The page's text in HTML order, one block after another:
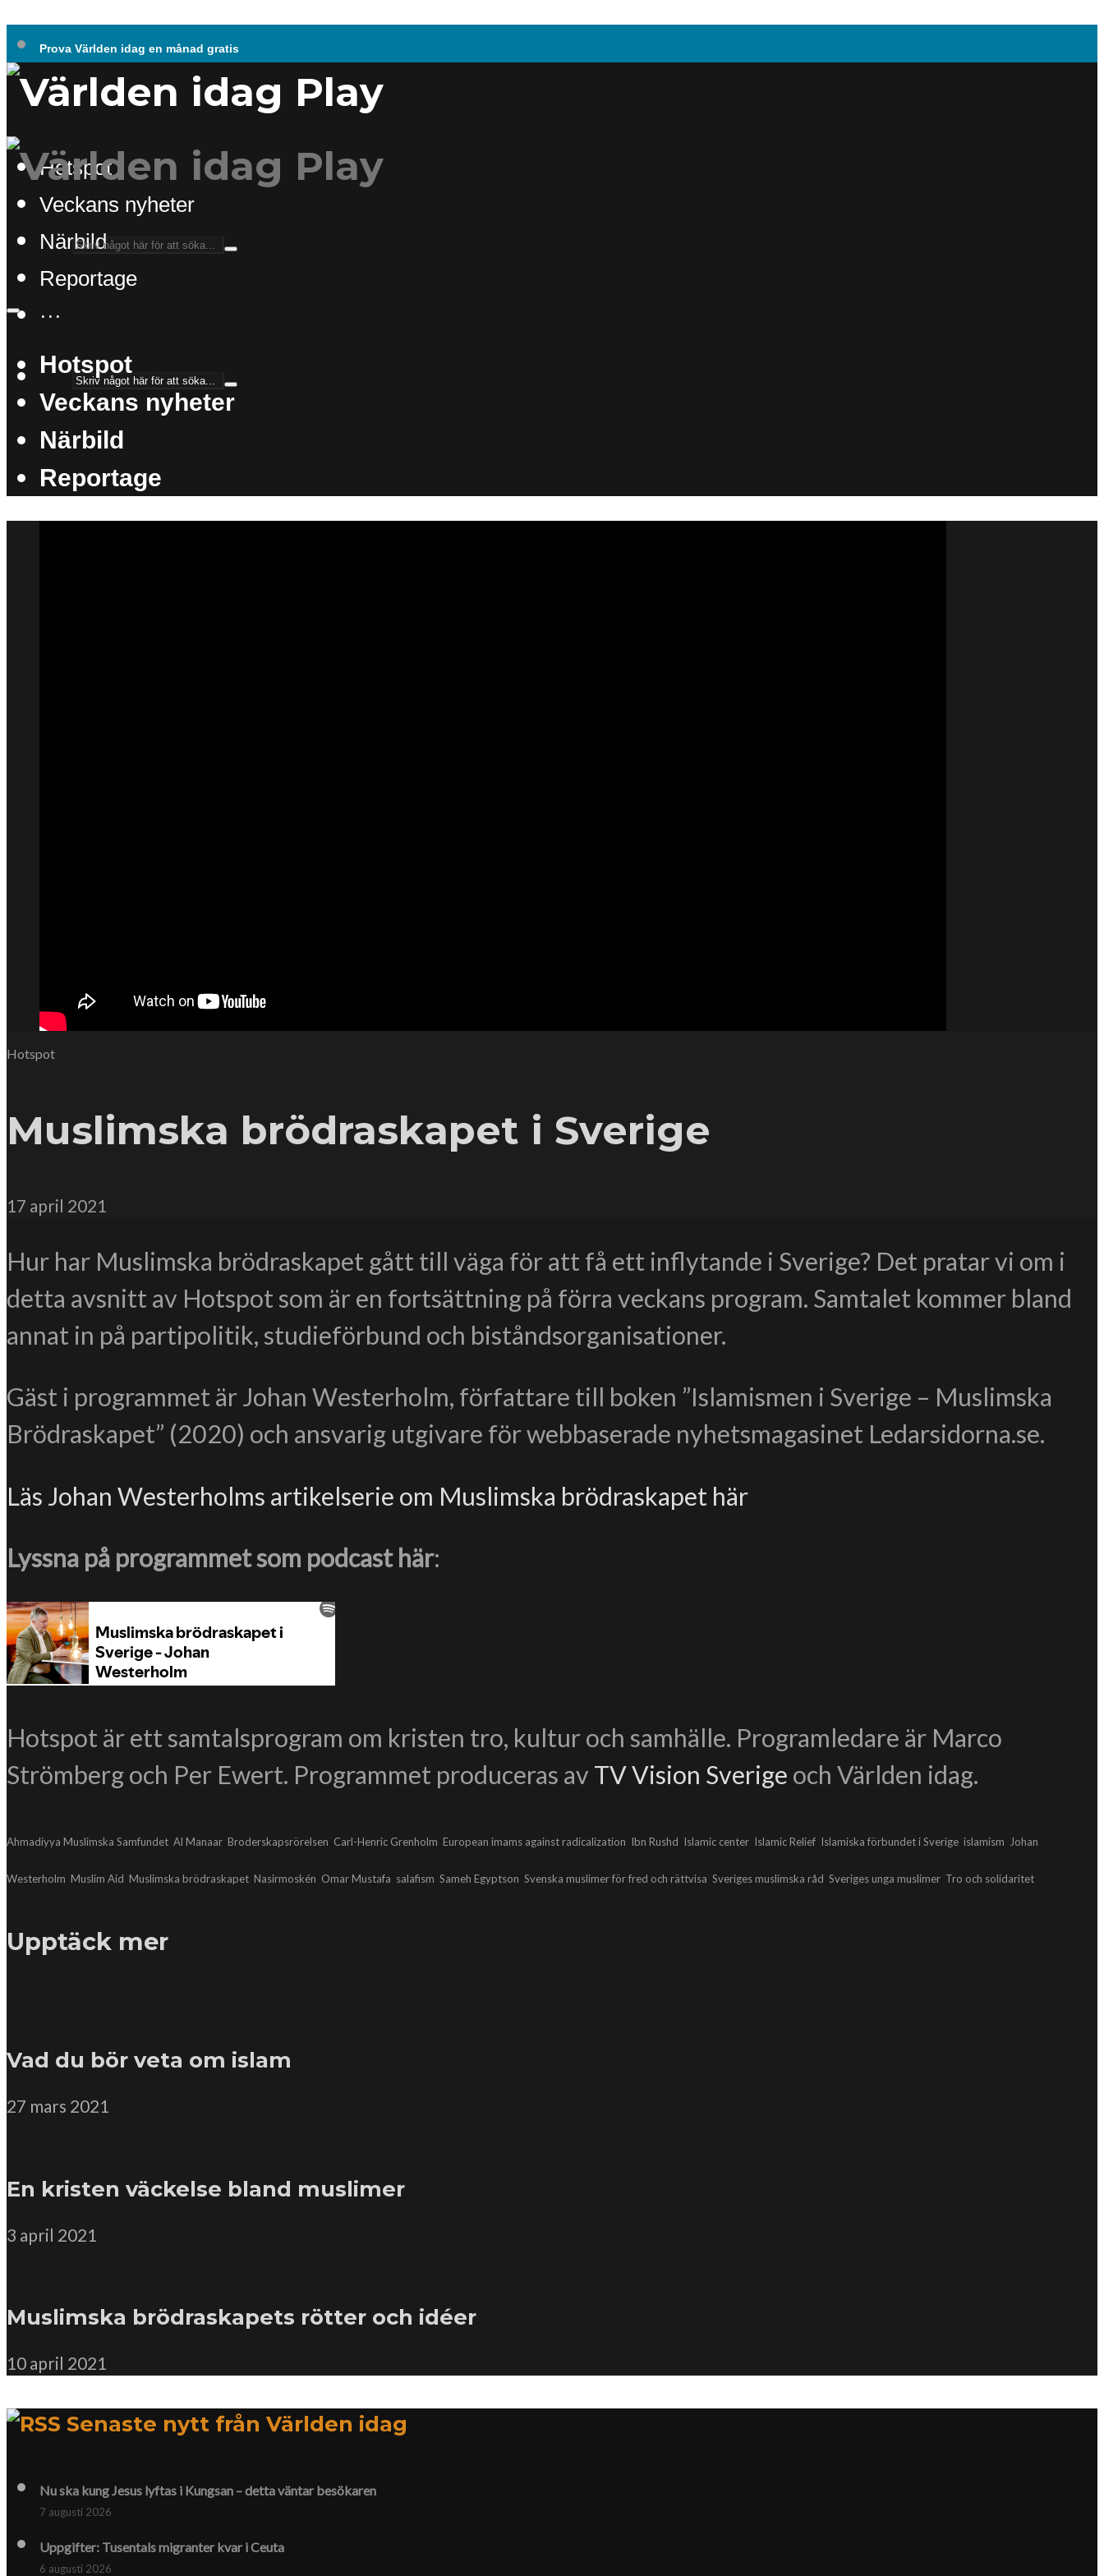
Prova Världen idag en månad gratis
Hotspot
Veckans nyheter
Närbild
Reportage
···
Hotspot
Veckans nyheter
Närbild
Reportage
Hotspot
Muslimska brödraskapet i Sverige
17 april 2021
Hur har Muslimska brödraskapet gått till väga för att få ett inflytande i Sverige? Det pratar vi om i
detta avsnitt av Hotspot som är en fortsättning på förra veckans program. Samtalet kommer bland
annat in på partipolitik, studieförbund och biståndsorganisationer.
Gäst i programmet är Johan Westerholm, författare till boken ”Islamismen i Sverige – Muslimska
Brödraskapet” (2020) och ansvarig utgivare för webbaserade nyhetsmagasinet Ledarsidorna.se.
Läs Johan Westerholms artikelserie om Muslimska brödraskapet här
Lyssna på programmet som podcast här:
Hotspot är ett samtalsprogram om kristen tro, kultur och samhälle. Programledare är Marco
Strömberg och Per Ewert. Programmet produceras av TV Vision Sverige och Världen idag.
Ahmadiyya Muslimska Samfundet Al Manaar Broderskapsrörelsen Carl-Henric Grenholm European imams against radicalization Ibn Rushd Islamic center Islamic Relief Islamiska förbundet i Sverige islamism Johan
Westerholm Muslim Aid Muslimska brödraskapet Nasirmoskén Omar Mustafa salafism Sameh Egyptson Svenska muslimer för fred och rättvisa Sveriges muslimska råd Sveriges unga muslimer Tro och solidaritet
Upptäck mer
Vad du bör veta om islam
27 mars 2021
En kristen väckelse bland muslimer
3 april 2021
Muslimska brödraskapets rötter och idéer
10 april 2021
Senaste nytt från Världen idag
Nu ska kung Jesus lyftas i Kungsan – detta väntar besökaren
7 augusti 2026
Uppgifter: Tusentals migranter kvar i Ceuta
6 augusti 2026